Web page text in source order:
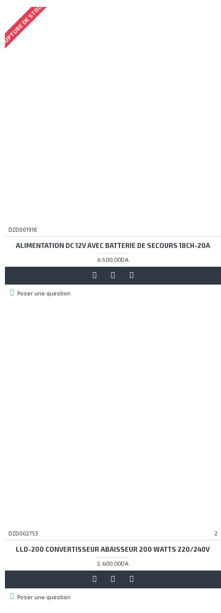
DE STOCK
DZD001916
ALIMENTATION DC 12V AVEC BATTERIE DE SECOURS 18CH-20A
6 500,00DA
Poser une question
DZD002753 2
LLD-200 CONVERTISSEUR ABAISSEUR 200 WATTS 220/240V
1 600,00DA
Poser une question